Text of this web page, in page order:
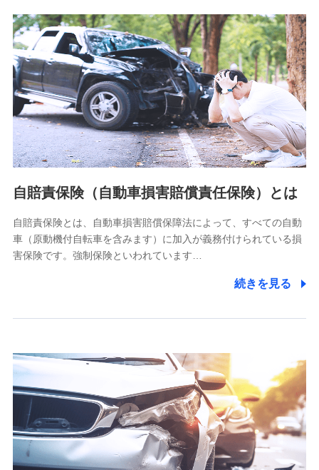
分析するため
当社の対応品質向上やお問い合わせ内容の正確な把握のため
個人情報保護管理者の職名、連絡先
株式会社ドコモ・インシュアランス 営業部長
〒103-0013 東京都中央区日本橋人形町2-14-10 アーバン
ネット日本橋ビル 3F
株式会社ドコモ・インシュアランス
個人情報の第三者提供について
除き、第三者に提供いたしません。
業務の委託
当社は利用目的の達成に必要な範囲内において個人情報の取
【共同して利用される利用データの項目】
当社又は株式会社NTTドコモがサービス提供等を通じて取得
した、以下の情報などの個人データ
基本情報
氏名、電話番号、メールアドレス、お客さまの識別子、
属性、連絡先、dポイントサービスのご利用に関する情
自賠責保険（自動車損害賠償責任保険）とは
自賠責保険とは、自動車損害賠償保障法によって、すべての自動
車（原動機付自転車を含みます）に加入が義務付けられている損
害保険です。強制保険といわれています…
続きを見る